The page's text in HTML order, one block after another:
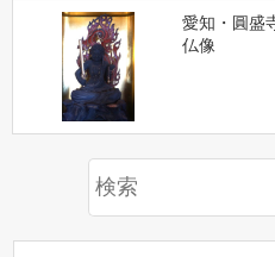
愛知・圓盛
仏像